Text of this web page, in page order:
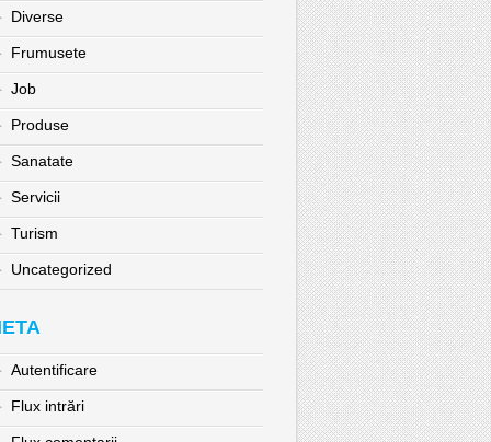
Diverse
Frumusete
Job
Produse
Sanatate
Servicii
Turism
Uncategorized
Autentificare
Flux intrări